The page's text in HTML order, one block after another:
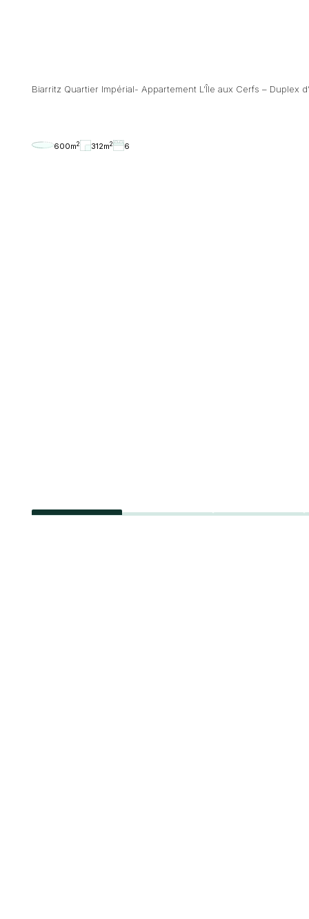
Biarritz Quartier Impérial- Appartement L’Île aux Cerfs – Duplex
600m2 312m2 6
0 1 2